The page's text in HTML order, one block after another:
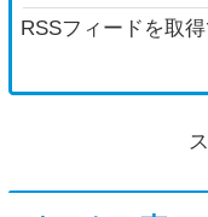
RSSフィードを取